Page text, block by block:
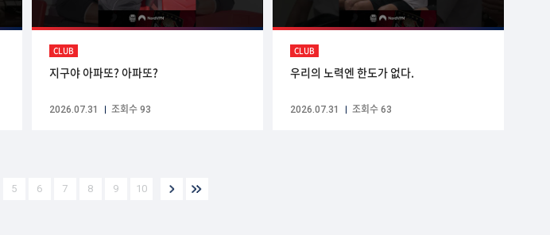
CLUB
지구야 아파또? 아파또?
2026.07.31 조회수 93
CLUB
우리의 노력엔 한도가 없다.
2026.07.31 조회수 63
5 6 7 8 9 10